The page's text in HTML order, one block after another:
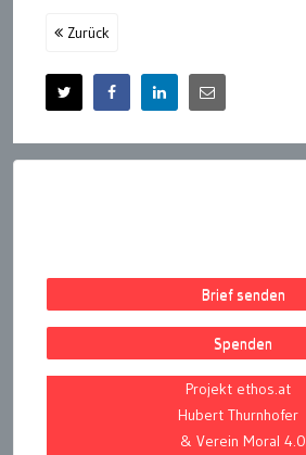
Zurück
Brief senden
Spenden
Projekt ethos.at
Hubert Thurnhofer
& Verein Moral 4.0